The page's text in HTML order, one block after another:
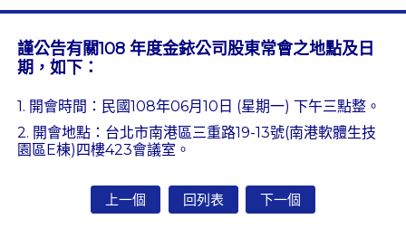
謹公告有關108 年度金銥公司股東常會之地點及日
期，如下：
1. 開會時間：民國108年06月10日 (星期一) 下午三點整。
2. 開會地點：台北市南港區三重路19-13號(南港軟體生技
園區E棟)四樓423會議室。
上一個 回列表 下一個